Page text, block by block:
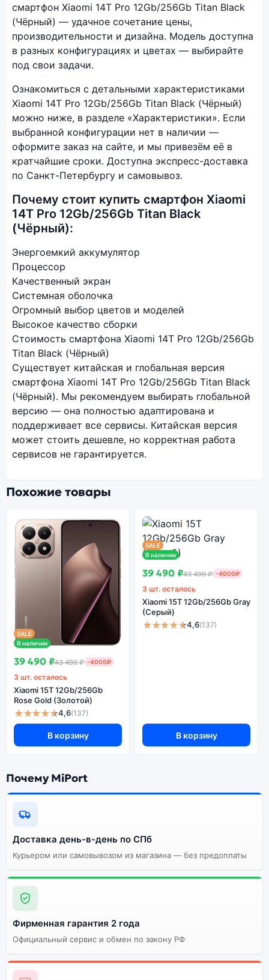
смартфон Xiaomi 14T Pro 12Gb/256Gb Titan Black
(Чёрный) — удачное сочетание цены,
производительности и дизайна. Модель доступна
в разных конфигурациях и цветах — выбирайте
под свои задачи.
Ознакомиться с детальными характеристиками
Xiaomi 14T Pro 12Gb/256Gb Titan Black (Чёрный)
можно ниже, в разделе «Характеристики». Если
выбранной конфигурации нет в наличии —
оформите заказ на сайте, и мы привезём её в
кратчайшие сроки. Доступна экспресс-доставка
по Санкт-Петербургу и самовывоз.
Почему стоит купить смартфон Xiaomi
14T Pro 12Gb/256Gb Titan Black
(Чёрный):
Энергоемкий аккумулятор
Процессор
Качественный экран
Системная оболочка
Огромный выбор цветов и моделей
Высокое качество сборки
Стоимость смартфона Xiaomi 14T Pro 12Gb/256Gb
Titan Black (Чёрный)
Существует китайская и глобальная версия
смартфона Xiaomi 14T Pro 12Gb/256Gb Titan Black
(Чёрный). Мы рекомендуем выбирать глобальной
версию — она полностью адаптирована и
поддерживает все сервисы. Китайская версия
может стоить дешевле, но корректная работа
сервисов не гарантируется.
Похожие товары
SALE
В наличии
39 490 ₽43 490 ₽ -4000₽
3 шт. осталось
Xiaomi 15T 12Gb/256Gb
Rose Gold (Золотой)
★★★★★4,6(137)
В корзину
SALE
В наличии
39 490 ₽43 490 ₽ -4000₽
3 шт. осталось
Xiaomi 15T 12Gb/256Gb Gray
(Серый)
★★★★★4,6(137)
В корзину
Почему MiPort
Доставка день-в-день по СПб
Курьером или самовывозом из магазина — без предоплаты
Фирменная гарантия 2 года
Официальный сервис и обмен по закону РФ